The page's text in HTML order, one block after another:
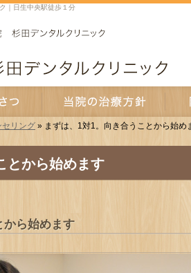
とから始めます
｜日生中央駅徒歩１分
セリング » まずは、1対1。向き合うことから始め
から始めます